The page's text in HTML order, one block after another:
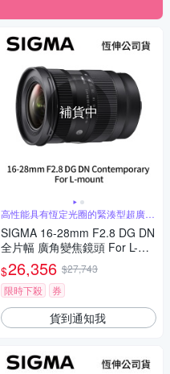
補貨中
高性能具有恆定光圈的緊湊型超廣角
變焦
SIGMA 16-28mm F2.8 DG DN
全片幅 廣角變焦鏡頭 For L-mo
unt (公司貨)
$26,356 $27,743
限時下殺
券
貨到通知我